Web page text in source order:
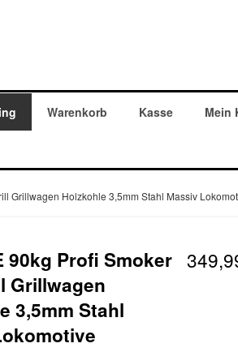
Warenkorb Kasse Mein
Grillwagen Holzkohle 3,5mm Stahl Massiv
90kg Profi Smoker
Grillwagen
3,5mm Stahl